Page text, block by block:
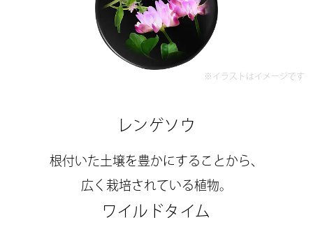
※イラストはイメージです
レンゲソウ
根付いた土壌を豊かにすることから、
広く栽培されている植物。
ワイルドタイム